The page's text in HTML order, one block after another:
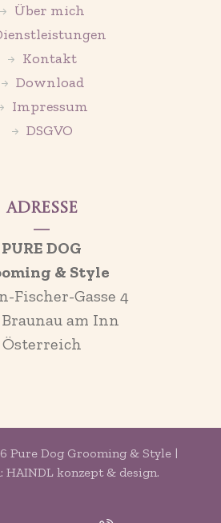
Über mich
Kontakt
Download
Impressum
DSGVO
Adresse
PURE DOG
& Style
Fischer-Gasse 4
Braunau am Inn
Österreich
Pure Dog Grooming & Style |
HAINDL konzept & design.